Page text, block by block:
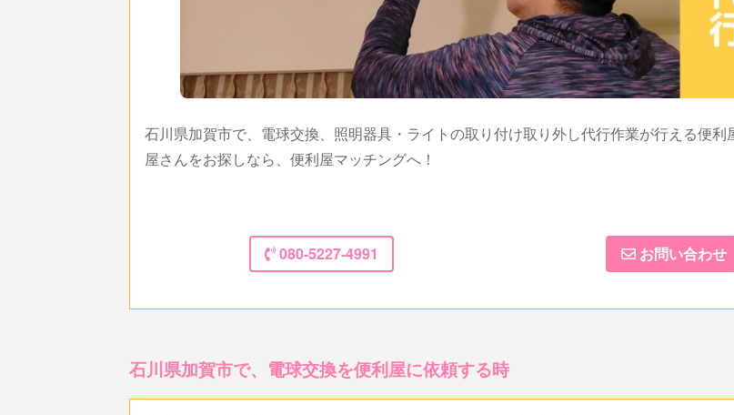
石川県加賀市で、電球交換、照明器具・ライトの取り付け取り外し代行作業が行える便利
屋さんをお探しなら、便利屋マッチングへ！
080-5227-4991 お問い合わせ
石川県加賀市で、電球交換を便利屋に依頼する時